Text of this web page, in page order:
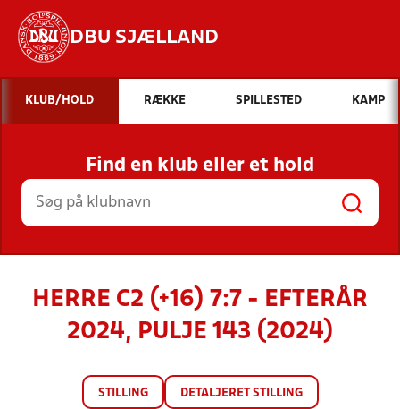
DBU SJÆLLAND
Hvad vil du søge efter?
INDHOLD OG NYHEDER
STILLINGER, RESULTATER, KLUBBER OG
HOLD
KLUB/HOLD RÆKKE SPILLESTED KAMP
Find en klub eller et hold
HERRE C2 (+16) 7:7 - EFTERÅR
2024, PULJE 143 (2024)
STILLING DETALJERET STILLING